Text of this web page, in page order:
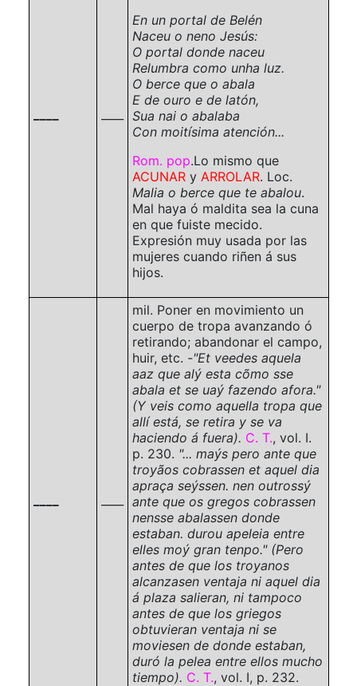
En un portal de Belén
Naceu o neno Jesús:
O portal donde naceu
Relumbra como unha luz.
O berce que o abala
E de ouro e de latón,
Sua nai o abalaba
Con moitísima atención...
Rom. pop.Lo mismo que
ACUNAR y ARROLAR. Loc.
Malia o berce que te abalou.
Mal haya ó maldita sea la cuna
en que fuiste mecido.
Expresión muy usada por las
mujeres cuando riñen á sus
hijos.
mil. Poner en movimiento un
cuerpo de tropa avanzando ó
retirando; abandonar el campo,
huir, etc. -"Et veedes aquela
aaz que alý esta cõmo sse
abala et se uaý fazendo afora."
(Y veis como aquella tropa que
allí está, se retira y se va
haciendo á fuera). C. T., vol. I.
p. 230. "... maýs pero ante que
troyãos cobrassen et aquel dia
apraça seýssen. nen outrossý
ante que os gregos cobrassen
nensse abalassen donde
estaban. durou apeleia entre
elles moý gran tenpo." (Pero
antes de que los troyanos
alcanzasen ventaja ni aquel dia
á plaza salieran, ni tampoco
antes de que los griegos
obtuvieran ventaja ni se
moviesen de donde estaban,
duró la pelea entre ellos mucho
tiempo). C. T., vol. I, p. 232.